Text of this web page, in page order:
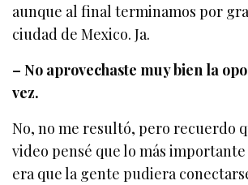
aunque al final terminamos por
ciudad de Mexico. Ja.
– No aprovechaste muy bien la
vez.
No, no me resultó, pero recuerdo
video pensé que lo más
era que la gente pudiera